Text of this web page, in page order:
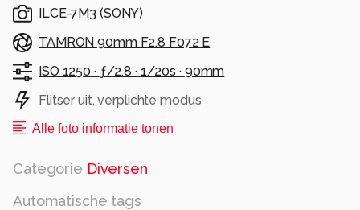
ILCE-7M3 (SONY)
TAMRON 90mm F2.8 F072 E
ISO 1250 · ƒ/2.8 · 1/20s · 90mm
Flitser uit, verplichte modus
Alle foto informatie tonen
Categorie Diversen
Automatische tags